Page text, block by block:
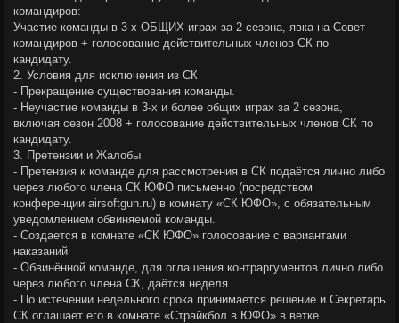
командиров:
Участие команды в 3-х ОБЩИХ играх за 2 сезона, явка на Совет
командиров + голосование действительных членов СК по
кандидату.
2. Условия для исключения из СК
- Прекращение существования команды.
- Неучастие команды в 3-х и более общих играх за 2 сезона,
включая сезон 2008 + голосование действительных членов СК по
кандидату.
3. Претензии и Жалобы
- Претензия к команде для рассмотрения в СК подаётся лично либо
через любого члена СК ЮФО письменно (посредством
конференции airsoftgun.ru) в комнату «СК ЮФО», с обязательным
уведомлением обвиняемой команды.
- Создается в комнате «СК ЮФО» голосование с вариантами
наказаний
- Обвинённой команде, для оглашения контраргументов лично либо
через любого члена СК, даётся неделя.
- По истечении недельного срока принимается решение и Секретарь
СК оглашает его в комнате «Страйкбол в ЮФО» в ветке